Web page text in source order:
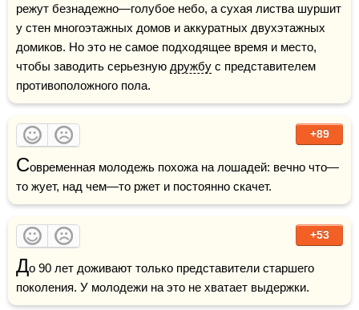
режут безнадежно—голубое небо, а сухая листва шуршит
у стен многоэтажных домов и аккуратных двухэтажных
домиков. Но это не самое подходящее время и место,
чтобы заводить серьезную дружбу с представителем
противоположного пола.
+89
Современная молодежь похожа на лошадей: вечно что—
то жует, над чем—то ржет и постоянно скачет.
+53
До 90 лет доживают только представители старшего
поколения. У молодежи на это не хватает выдержки.